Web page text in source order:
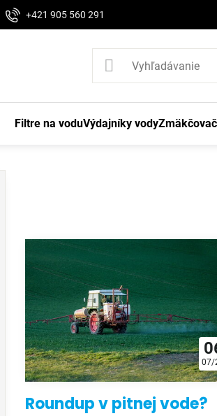
+421 905 560 291
Filtre na voduVýdajníky vody
07/
Roundup v pitnej vode?